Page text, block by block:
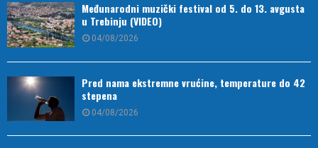
Međunarodni muzički festival od 5. do 13. avgusta
u Trebinju (VIDEO)
04/08/2026
Pred nama ekstremne vrućine, temperature do 42
stepena
04/08/2026